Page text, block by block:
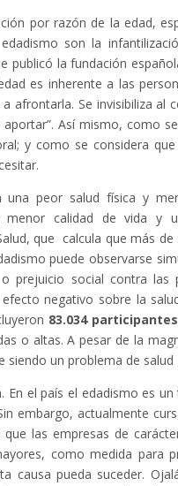
por razón de la edad,
son la
publicó la fundación
es inherente a las
afrontarla. Se invisibiliza
Así mismo, como
y como se considera
una peor salud física y
menor calidad de vida y
que calcula que más
puede observarse
o prejuicio social contra
negativo sobre la
83.034
o altas. A pesar de la
siendo un problema de
En el país el edadismo es
embargo, actualmente
las empresas de
como medida para
causa pueda suceder.